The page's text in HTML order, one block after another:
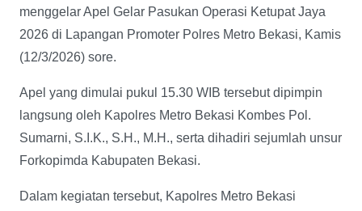
menggelar Apel Gelar Pasukan Operasi Ketupat Jaya
2026 di Lapangan Promoter Polres Metro Bekasi, Kamis
(12/3/2026) sore.
Apel yang dimulai pukul 15.30 WIB tersebut dipimpin
langsung oleh Kapolres Metro Bekasi Kombes Pol.
Sumarni, S.I.K., S.H., M.H., serta dihadiri sejumlah unsur
Forkopimda Kabupaten Bekasi.
Dalam kegiatan tersebut, Kapolres Metro Bekasi